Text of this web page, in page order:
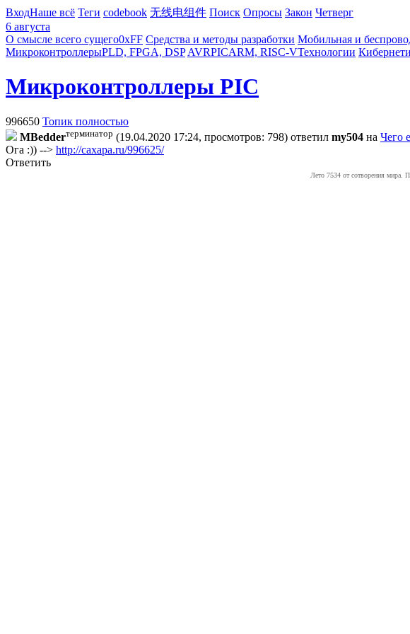
ВходНаше всё Теги codebook 无线电组件 Поиск Опросы Закон Четверг
6 августа
О смысле всего сущего0xFF Средства и методы разработки Мобильная и
МикроконтроллерыPLD, FPGA, DSP AVRPICARM, RISC-VТехнологии
Микроконтроллеры PIC
996650 Топик полностью
MBedderтерминатор (19.04.2020 17:24, просмотров: 798) ответил my504 на Чего
Ога :)) --> http://caxapa.ru/996625/
Ответить
Лето 7534 от сотворения мира.